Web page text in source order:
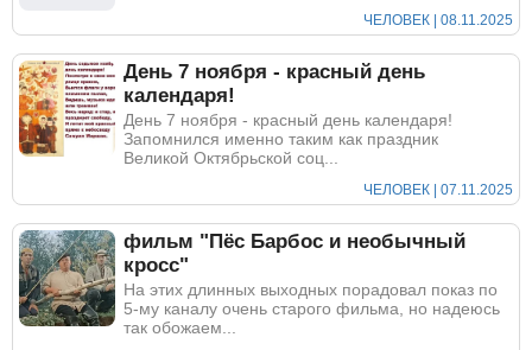
ЧЕЛОВЕК | 08.11.2025
День 7 ноября - красный день
календаря!
День 7 ноября - красный день календаря!
Запомнился именно таким как праздник
Великой Октябрьской соц...
ЧЕЛОВЕК | 07.11.2025
фильм "Пёс Барбос и необычный
кросс"
На этих длинных выходных порадовал показ по
5-му каналу очень старого фильма, но надеюсь
так обожаем...